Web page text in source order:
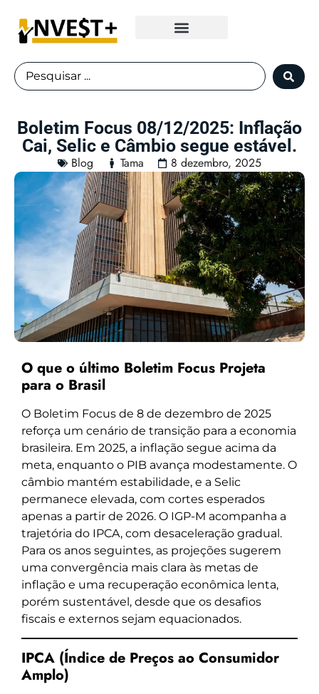
Boletim Focus 08/12/2025: Inflação
Cai, Selic e Câmbio segue estável.
Blog Tama 8 dezembro, 2025
O que o último Boletim Focus Projeta
para o Brasil
O Boletim Focus de 8 de dezembro de 2025
reforça um cenário de transição para a economia
brasileira. Em 2025, a inflação segue acima da
meta, enquanto o PIB avança modestamente. O
câmbio mantém estabilidade, e a Selic
permanece elevada, com cortes esperados
apenas a partir de 2026. O IGP-M acompanha a
trajetória do IPCA, com desaceleração gradual.
Para os anos seguintes, as projeções sugerem
uma convergência mais clara às metas de
inflação e uma recuperação econômica lenta,
porém sustentável, desde que os desafios
fiscais e externos sejam equacionados.
IPCA (Índice de Preços ao Consumidor
Amplo)